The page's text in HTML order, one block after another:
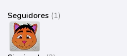
Seguidores (1)